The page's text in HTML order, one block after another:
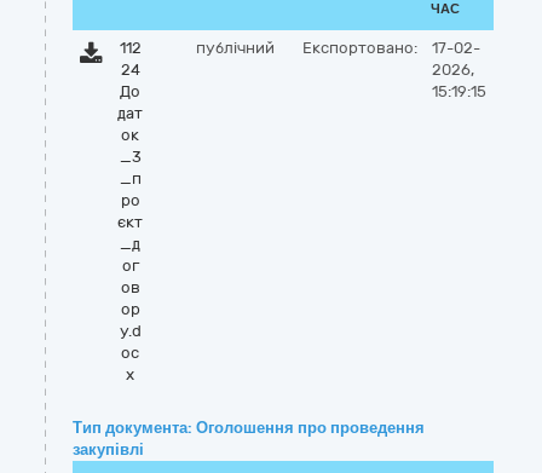
ЧАС
112
24
До
дат
ок
_3
_п
ро
єкт
_д
ог
ов
ор
у.d
oc
x
публічний Експортовано:
17-02-
2026,
15:19:15
Тип документа: Оголошення про проведення
закупівлі